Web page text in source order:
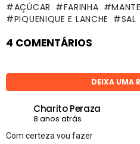
AÇÚCAR FARINHA
PIQUENIQUE E LANCHE
SAL
4 COMENTÁRIOS
DEIXA UMA
Charito Peraza
8 anos atrás
Com certeza vou fazer